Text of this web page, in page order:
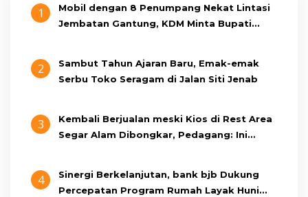
1
Mobil dengan 8 Penumpang Nekat Lintasi
Jembatan Gantung, KDM Minta Bupati
2
Sambut Tahun Ajaran Baru, Emak-emak
Serbu Toko Seragam di Jalan Siti Jenab
3
Kembali Berjualan meski Kios di Rest Area
Segar Alam Dibongkar, Pedagang: Ini
4
Sinergi Berkelanjutan, bank bjb Dukung
Percepatan Program Rumah Layak Huni